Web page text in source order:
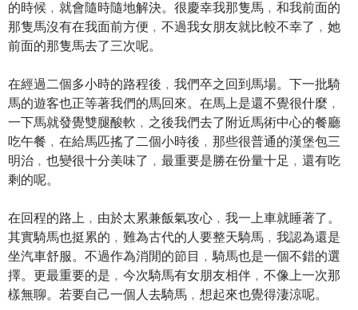
的時候﹐就會隨時隨地解決。很慶幸我那隻馬﹐和我前面的
那隻馬沒有在我面前方便﹐不過我女朋友就比較不幸了﹐她
前面的那隻馬去了三次呢。
在經過二個多小時的路程後﹐我們卒之回到馬場。下一批騎
馬的遊客也正等著我們的馬回來。在馬上是還不覺很什麼﹐
一下馬就發覺雙腿酸軟﹐之後我們去了附近馬術中心的餐廳
吃午餐﹐在給馬匹搖了二個小時後﹐那些很普通的漢堡包三
明治﹐也變很十分美味了﹐最重要是勝在份量十足﹐還有吃
剩的呢。
在回程的路上﹐由於太累兼飯氣攻心﹐我一上車就睡著了。
其實騎馬也挺累的﹐難為古代的人要整天騎馬﹐我認為還是
坐汽車舒服。不過作為消閒的節目﹐騎馬也是一個不錯的選
擇。更最重要的是﹐今次騎馬有女朋友相伴﹐不像上一次那
樣無聊。若要自己一個人去騎馬﹐想起來也覺得淒涼呢。